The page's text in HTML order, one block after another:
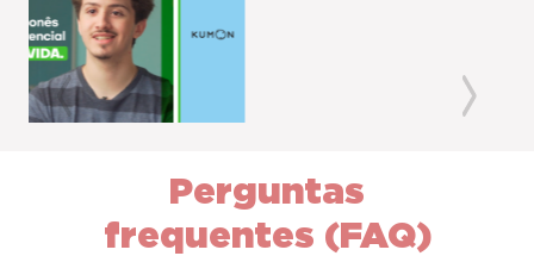
Previous
Perguntas
frequentes (FAQ)